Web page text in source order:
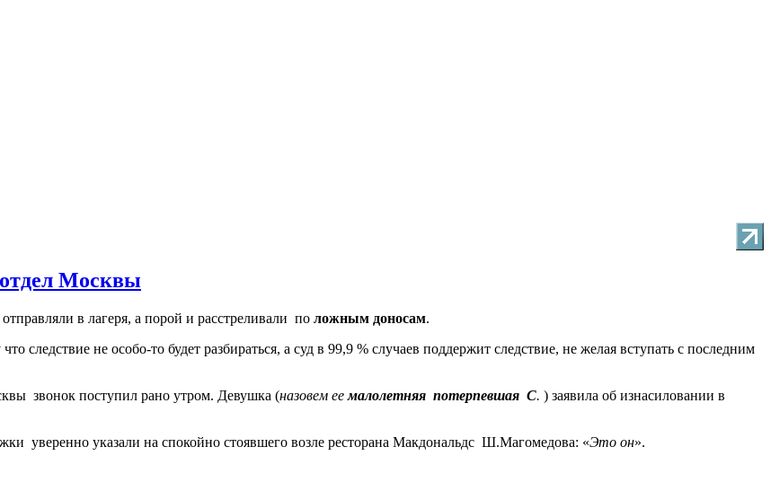
Москвы
отправляли в лагеря, а порой и расстреливали по ложным доносам.
следствие не особо-то будет разбираться, а суд в 99,9 % случаев поддержит следствие, не желая вступать с последним
звонок поступил рано утром. Девушка (назовем еемалолетняя потерпевшая С. ) заявила об изнасиловании в
уверенно указали на спокойно стоявшего возле ресторана Макдональдс Ш.Магомедова: «Это он».